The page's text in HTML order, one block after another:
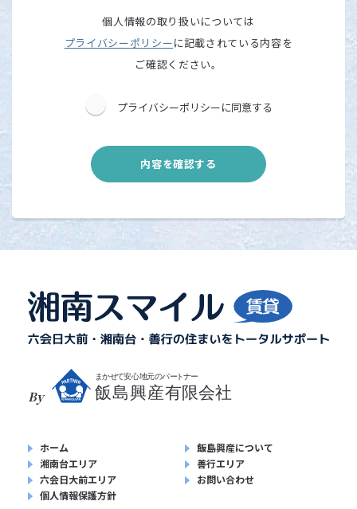
個人情報の取り扱いについては
プライバシーポリシーに記載されている内容を
ご確認ください。
プライバシーポリシーに同意する
By
ホーム
飯島興産について
湘南台エリア
善行エリア
六会日大前エリア
お問い合わせ
個人情報保護方針